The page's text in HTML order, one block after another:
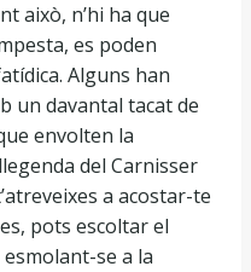
això, n’hi ha que
es poden
Alguns han
un davantal tacat de
envolten la
del Carnisser
a acostar-te
pots escoltar el
se a la